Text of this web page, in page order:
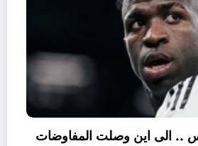
عقد فينيسيوس .. الى اين وصلت